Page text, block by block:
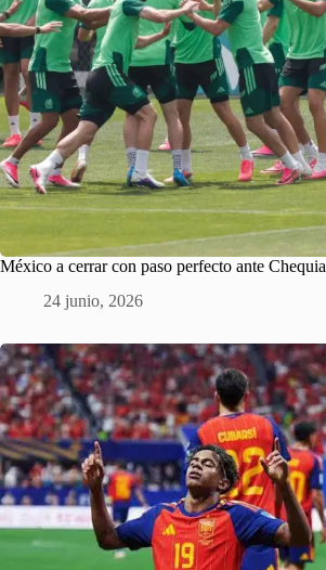
México a cerrar con paso perfecto ante Chequia
24 junio, 2026